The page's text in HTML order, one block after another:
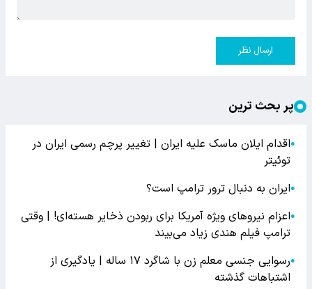
ارسال نظر
پر بحث ترین
●اقدام ایلان ماسک علیه ایران | تغییر پرچم رسمی ایران در
توئیتر
●ایران به دنبال ترور ترامپ است؟
●اعزام نیروهای ویژه آمریکا برای ربودن ذخایر هسته‌ای! | وقتی
ترامپ فیلم هندی زیاد می‌بیند
●
رسوایی جنسی معلم زن با شاگرد ۱۷ ساله | یادگیری از
اشتباهات گذشته